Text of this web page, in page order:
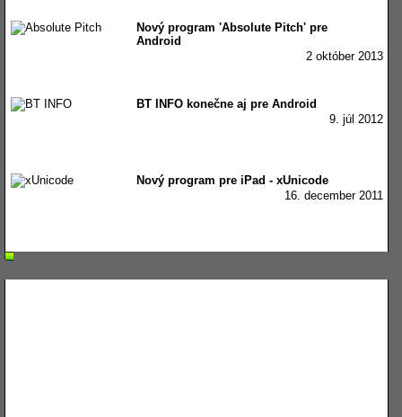
Nový program 'Absolute Pitch' pre
Android
2 október 2013
BT INFO konečne aj pre Android
9. júl 2012
Nový program pre iPad - xUnicode
16. december 2011